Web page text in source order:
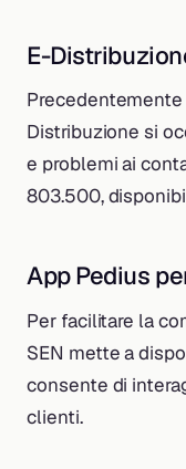
E-
Distribuzione si
e problemi ai
803.500,
App Pedius
Per facilitare la
SEN mette a
consente di
clienti.